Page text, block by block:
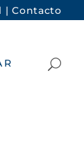
|Contacto